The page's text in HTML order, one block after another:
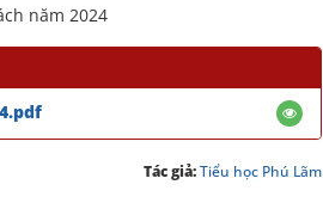
năm 2024
Tác giả:Tiểu học Phú Lãm